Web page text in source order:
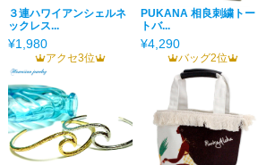
３連ハワイアンシェルネ
ックレス...
¥1,980
PUKANA 相良刺繍トー
トバ...
¥4,290
アクセ3位 バッグ2位